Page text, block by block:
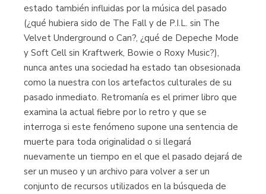
estado también influidas por la música del pasado
(¿qué hubiera sido de The Fall y de P.I.L. sin The
Velvet Underground o Can?, ¿qué de Depeche Mode
y Soft Cell sin Kraftwerk, Bowie o Roxy Music?),
nunca antes una sociedad ha estado tan obsesionada
como la nuestra con los artefactos culturales de su
pasado inmediato. Retromanía es el primer libro que
examina la actual fiebre por lo retro y que se
interroga si este fenómeno supone una sentencia de
muerte para toda originalidad o si llegará
nuevamente un tiempo en el que el pasado dejará de
ser un museo y un archivo para volver a ser un
conjunto de recursos utilizados en la búsqueda de